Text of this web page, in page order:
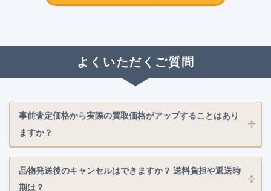
よくいただくご質問
事前査定価格から実際の買取価格がアップすることはあり
ますか？
品物発送後のキャンセルはできますか？ 送料負担や返送時
期は？